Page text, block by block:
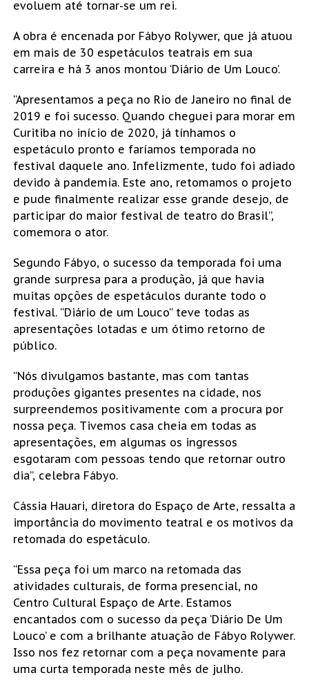
evoluem até tornar-se um rei.
A obra é encenada por Fábyo Rolywer, que já atuou
em mais de 30 espetáculos teatrais em sua
carreira e há 3 anos montou ‘Diário de Um Louco’.
“Apresentamos a peça no Rio de Janeiro no final de
2019 e foi sucesso. Quando cheguei para morar em
Curitiba no início de 2020, já tínhamos o
espetáculo pronto e faríamos temporada no
festival daquele ano. Infelizmente, tudo foi adiado
devido à pandemia. Este ano, retomamos o projeto
e pude finalmente realizar esse grande desejo, de
participar do maior festival de teatro do Brasil”,
comemora o ator.
Segundo Fábyo, o sucesso da temporada foi uma
grande surpresa para a produção, já que havia
muitas opções de espetáculos durante todo o
festival. “Diário de um Louco” teve todas as
apresentações lotadas e um ótimo retorno de
público.
“Nós divulgamos bastante, mas com tantas
produções gigantes presentes na cidade, nos
surpreendemos positivamente com a procura por
nossa peça. Tivemos casa cheia em todas as
apresentações, em algumas os ingressos
esgotaram com pessoas tendo que retornar outro
dia”, celebra Fábyo.
Cássia Hauari, diretora do Espaço de Arte, ressalta a
importância do movimento teatral e os motivos da
retomada do espetáculo.
“Essa peça foi um marco na retomada das
atividades culturais, de forma presencial, no
Centro Cultural Espaço de Arte. Estamos
encantados com o sucesso da peça ‘Diário De Um
Louco’ e com a brilhante atuação de Fábyo Rolywer.
Isso nos fez retornar com a peça novamente para
uma curta temporada neste mês de julho.